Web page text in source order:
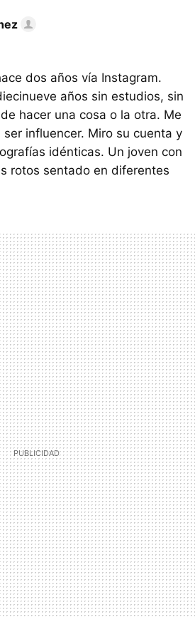
dos años vía Instagram.
años sin estudios, sin
hacer una cosa o la otra. Me
influencer. Miro su cuenta y
idénticas. Un joven con
rotos sentado en diferentes